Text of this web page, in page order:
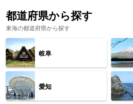
都道府県から探す
東海の都道府県から探す
岐阜
愛知